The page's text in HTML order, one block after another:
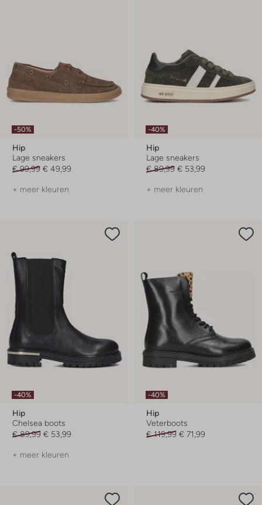
-50%
Hip
Lage sneakers
€ 99,99 € 49,99
+ meer kleuren
-40%
Hip
Lage sneakers
€ 89,99 € 53,99
+ meer kleuren
-40%
Hip
Chelsea boots
€ 89,99 € 53,99
+ meer kleuren
-40%
Hip
Veterboots
€ 119,99 € 71,99